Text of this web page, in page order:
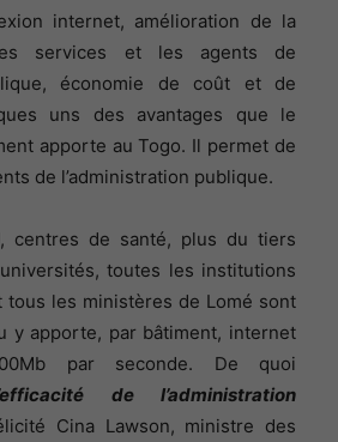
internet, amélioration de la
services et les agents de
économie de coût et de
uns des avantages que le
apporte au Togo. Il permet de
de l’administration publique.
centres de santé, plus du tiers
toutes les institutions
tous les ministères de Lomé sont
y apporte, par bâtiment, internet
par seconde. De quoi
de l’administration
Cina Lawson, ministre des